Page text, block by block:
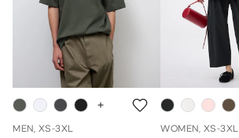
MEN, XS-3XL WOMEN, XS-3XL